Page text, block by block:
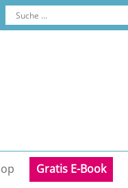
Gratis E-Book